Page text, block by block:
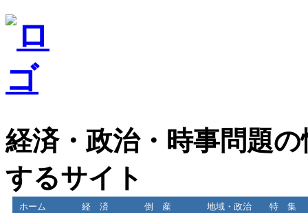
経済・政治・時事問題
するサイト
ホーム 経 済 倒 産 地域・政治 特 集